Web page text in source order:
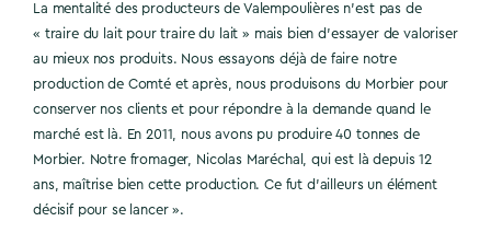
La mentalité des producteurs de Valempoulières n’est pas de
« traire du lait pour traire du lait » mais bien d’essayer de valoriser
au mieux nos produits. Nous essayons déjà de faire notre
production de Comté et après, nous produisons du Morbier pour
conserver nos clients et pour répondre à la demande quand le
marché est là. En 2011, nous avons pu produire 40 tonnes de
Morbier. Notre fromager, Nicolas Maréchal, qui est là depuis 12
ans, maîtrise bien cette production. Ce fut d’ailleurs un élément
décisif pour se lancer ».